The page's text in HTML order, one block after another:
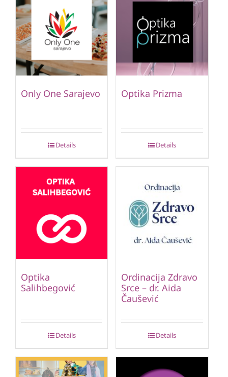
Only One Sarajevo
Details
Optika Prizma
Details
Optika
Salihbegović
Details
Ordinacija Zdravo
Srce – dr. Aida
Čaušević
Details